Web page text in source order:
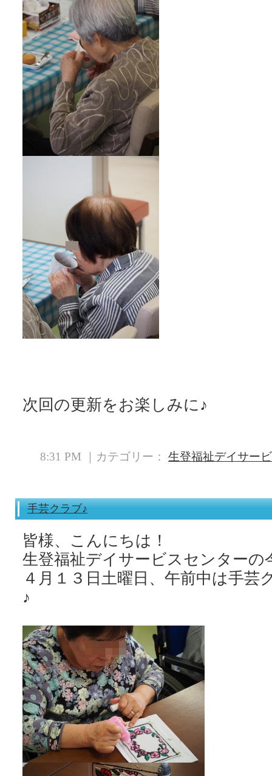
次回の更新をお楽しみに♪
8:31 PM ｜カテゴリー： 生登福祉デイサー
手芸クラブ♪
皆様、こんにちは！
生登福祉デイサービスセンターの
４月１３日土曜日、午前中は手芸
♪